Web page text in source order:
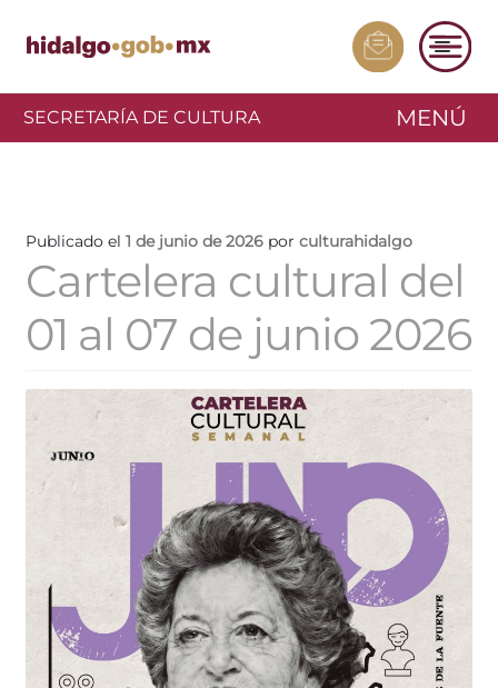
SECRETARÍA DE CULTURA MENÚ
Publicado el 1 de junio de 2026 por culturahidalgo
Cartelera cultural del
01 al 07 de junio 2026